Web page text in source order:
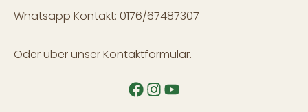
Whatsapp Kontakt: 0176/67487307
Oder über unserKontaktformular.